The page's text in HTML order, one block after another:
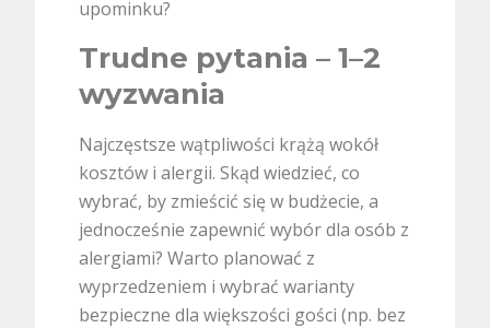
upominku?
Trudne pytania – 1–2
wyzwania
Najczęstsze wątpliwości krążą wokół
kosztów i alergii. Skąd wiedzieć, co
wybrać, by zmieścić się w budżecie, a
jednocześnie zapewnić wybór dla osób z
alergiami? Warto planować z
wyprzedzeniem i wybrać warianty
bezpieczne dla większości gości (np. bez